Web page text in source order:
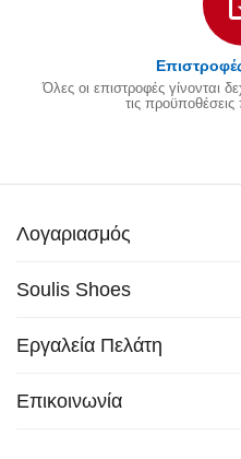
Όλες οι επιστροφές γίνονται
τις
Λογαριασμός
Soulis Shoes
Εργαλεία Πελάτη
Επικοινωνία